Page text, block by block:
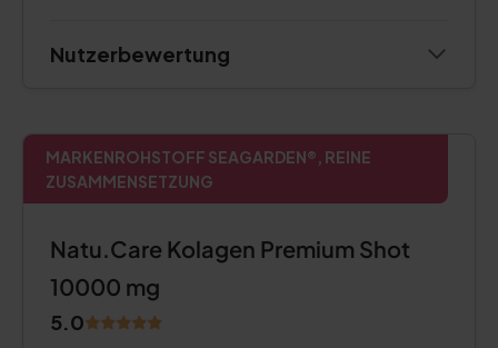
Nutzerbewertung
MARKENROHSTOFF SEAGARDEN®, REINE
ZUSAMMENSETZUNG
Natu.Care Kolagen Premium Shot
10000 mg
5.0